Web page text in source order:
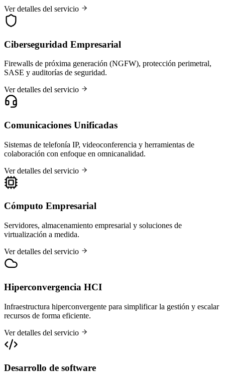
Ver detalles del servicio
Ciberseguridad Empresarial
Firewalls de próxima generación (NGFW), protección perimetral,
SASE y auditorías de seguridad.
Ver detalles del servicio
Comunicaciones Unificadas
Sistemas de telefonía IP, videoconferencia y herramientas de
colaboración con enfoque en omnicanalidad.
Ver detalles del servicio
Cómputo Empresarial
Servidores, almacenamiento empresarial y soluciones de
virtualización a medida.
Ver detalles del servicio
Hiperconvergencia HCI
Infraestructura hiperconvergente para simplificar la gestión y escalar
recursos de forma eficiente.
Ver detalles del servicio
Desarrollo de software